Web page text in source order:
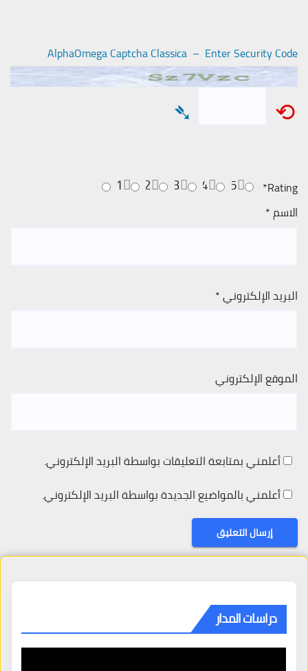
AlphaOmega Captcha Classica – Enter Security Code
⟲
➴
Rating
*
5
4
3
2
1
الاسم*
البريد الإلكتروني*
الموقع الإلكتروني
أعلمني بمتابعة التعليقات بواسطة البريد الإلكتروني.
أعلمني بالمواضيع الجديدة بواسطة البريد الإلكتروني.
دراسات المدار